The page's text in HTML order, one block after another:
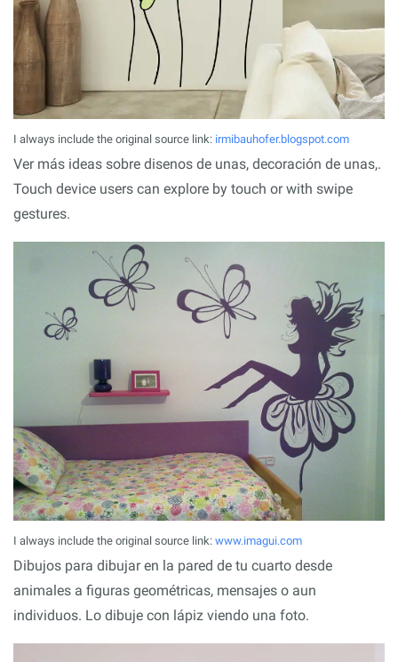
I always include the original source link: irmibauhofer.blogspot.com
Ver más ideas sobre disenos de unas, decoración de unas,.
Touch device users can explore by touch or with swipe
gestures.
I always include the original source link: www.imagui.com
Dibujos para dibujar en la pared de tu cuarto desde
animales a figuras geométricas, mensajes o aun
individuos. Lo dibuje con lápiz viendo una foto.